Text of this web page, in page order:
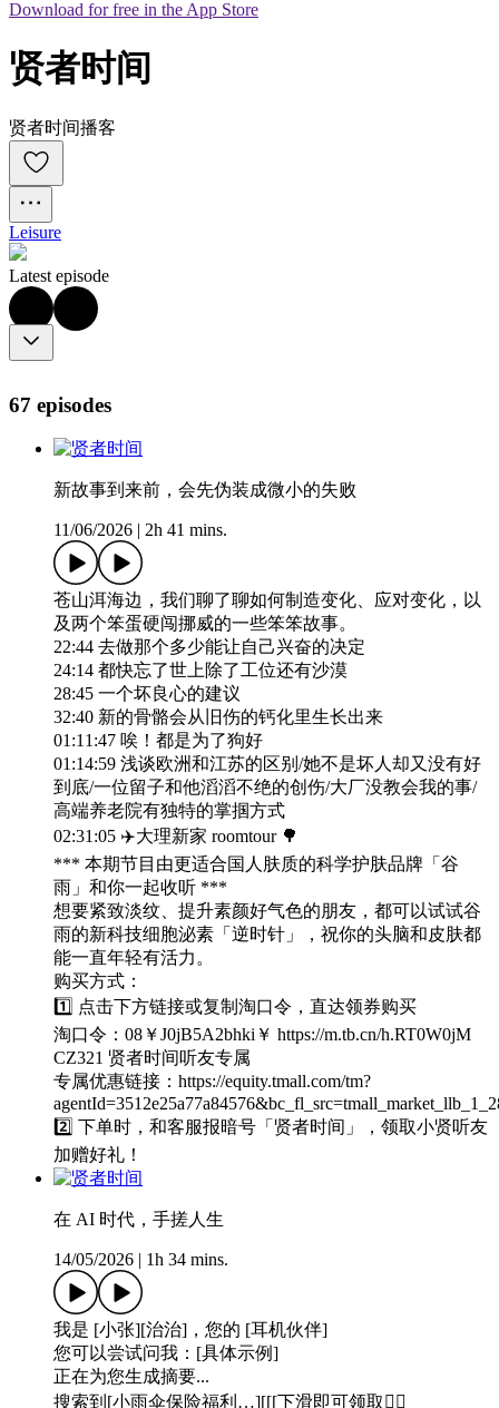
Download for free in the App Store
贤者时间
贤者时间播客
Leisure
Latest episode
67 episodes
新故事到来前，会先伪装成微小的失败
11/06/2026 2h 41 mins.
苍山洱海边，我们聊了聊如何制造变化、应对变化，以
及两个笨蛋硬闯挪威的一些笨笨故事。
22:44 去做那个多少能让自己兴奋的决定
24:14 都快忘了世上除了工位还有沙漠
28:45 一个坏良心的建议
32:40 新的骨骼会从旧伤的钙化里生长出来
01:11:47 唉！都是为了狗好
01:14:59 浅谈欧洲和江苏的区别/她不是坏人却又没有好
到底/一位留子和他滔滔不绝的创伤/大厂没教会我的事/
高端养老院有独特的掌掴方式
02:31:05 ✈️大理新家 roomtour 🌳
*** 本期节目由更适合国人肤质的科学护肤品牌「谷
雨」和你一起收听 ***
想要紧致淡纹、提升素颜好气色的朋友，都可以试试谷
雨的新科技细胞泌素「逆时针」，祝你的头脑和皮肤都
能一直年轻有活力。
购买方式：
1️⃣ 点击下方链接或复制淘口令，直达领券购买
淘口令：08￥J0jB5A2bhki￥ https://m.tb.cn/h.RT0W0jM
CZ321 贤者时间听友专属
专属优惠链接：https://equity.tmall.com/tm?
2️⃣ 下单时，和客服报暗号「贤者时间」，领取小贤听友
加赠好礼！
在 AI 时代，手搓人生
14/05/2026 1h 34 mins.
我是 [小张][治治]，您的 [耳机伙伴]
您可以尝试问我：[具体示例]
正在为您生成摘要...
搜索到[小雨伞保险福利…][[[下滑即可领取👇🏻